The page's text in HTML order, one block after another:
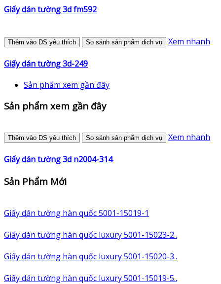
Giấy dán tường 3d fm592
Thêm vào DS yêu thích So sánh sản phẩm dịch vụ Xem nhanh
Giấy dán tường 3d-249
Sản phẩm xem gần đây
Sản phẩm xem gần đây
Thêm vào DS yêu thích So sánh sản phẩm dịch vụ Xem nhanh
Giấy dán tường 3d n2004-314
Sản Phẩm Mới
Giấy dán tường hàn quốc 5001-15019-1
Giấy dán tường hàn quốc luxury 5001-15023-2..
Giấy dán tường hàn quốc luxury 5001-15020-3..
Giấy dán tường hàn quốc luxury 5001-15019-5..